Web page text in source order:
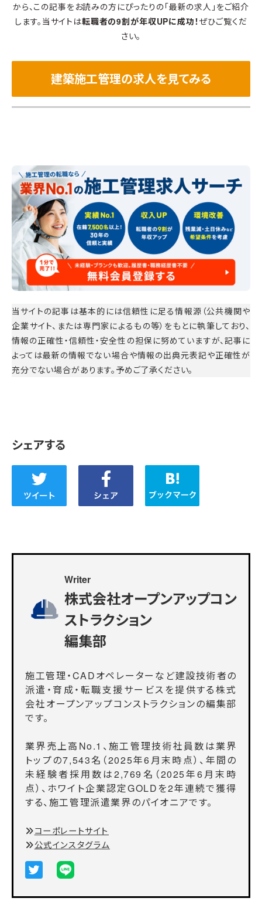
から、この記事をお読みの方にぴったりの「最新の求人」をご紹介
します。当サイトは転職者の9割が年収UPに成功！ぜひご覧くだ
さい。
建築施工管理の求人を見てみる
当サイトの記事は基本的には信頼性に足る情報源（公共機関や
企業サイト、または専門家によるもの等）をもとに執筆しており、
情報の正確性・信頼性・安全性の担保に努めていますが、記事に
よっては最新の情報でない場合や情報の出典元表記や正確性が
充分でない場合があります。予めご了承ください。
シェアする
Writer
株式会社オープンアップコン
ストラクション
編集部
施工管理・CADオペレーターなど建設技術者の
派遣・育成・転職支援サービスを提供する株式
会社オープンアップコンストラクションの編集部
です。
業界売上高No.1、施工管理技術社員数は業界
トップの7,543名（2025年6月末時点）、年間の
未経験者採用数は2,769名（2025年6月末時
点）、ホワイト企業認定GOLDを2年連続で獲得
する、施工管理派遣業界のパイオニアです。
コーポレートサイト
公式インスタグラム